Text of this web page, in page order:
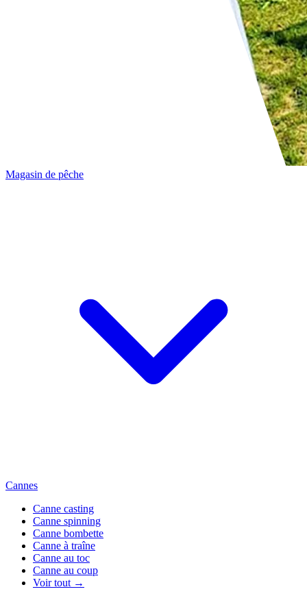
Magasin de pêche
Cannes
Canne casting
Canne spinning
Canne bombette
Canne à traîne
Canne au toc
Canne au coup
Voir tout →